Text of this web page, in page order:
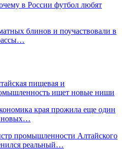
в России футбол любят
блинов и поучаствовали в
пищевая и
ищет новые ниши
края прожила еще один
новых…
промышленности Алтайского
реальный…